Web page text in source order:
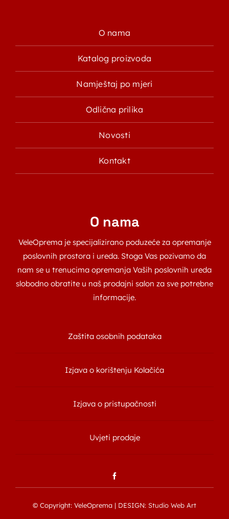
O nama
Katalog proizvoda
Namještaj po mjeri
Odlična prilika
Novosti
Kontakt
O nama
VeleOprema je specijalizirano poduzeće za opremanje
poslovnih prostora i ureda. Stoga Vas pozivamo da
nam se u trenucima opremanja Vaših poslovnih ureda
slobodno obratite u naš prodajni salon za sve potrebne
informacije.
Zaštita osobnih podataka
Izjava o korištenju Kolačića
Izjava o pristupačnosti
Uvjeti prodaje
© Copyright: VeleOprema | DESIGN: Studio Web Art